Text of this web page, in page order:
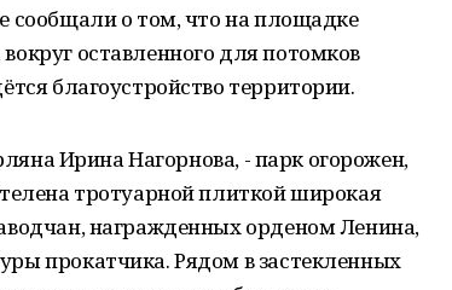
сообщали о том, что на площадке
оставленного для потомков
благоустройство территории.
Ирина Нагорнова, - парк огорожен,
тротуарной плиткой широкая
награжденных орденом Ленина,
прокатчика. Рядом в застекленных